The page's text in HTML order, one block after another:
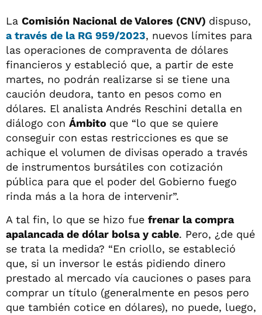
La Comisión Nacional de Valores (CNV) dispuso,
a través de la RG 959/2023, nuevos límites para
las operaciones de compraventa de dólares
financieros y estableció que, a partir de este
martes, no podrán realizarse si se tiene una
caución deudora, tanto en pesos como en
dólares. El analista Andrés Reschini detalla en
diálogo con Ámbito que “lo que se quiere
conseguir con estas restricciones es que se
achique el volumen de divisas operado a través
de instrumentos bursátiles con cotización
pública para que el poder del Gobierno fuego
rinda más a la hora de intervenir”.
A tal fin, lo que se hizo fue frenar la compra
apalancada de dólar bolsa y cable. Pero, ¿de qué
se trata la medida? “En criollo, se estableció
que, si un inversor le estás pidiendo dinero
prestado al mercado vía cauciones o pases para
comprar un título (generalmente en pesos pero
que también cotice en dólares), no puede, luego,